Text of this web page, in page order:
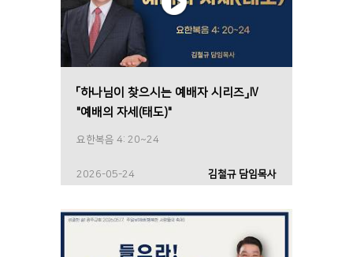
「하나님이 찾으시는 예배자 시리즈」Ⅳ
"예배의 자세(태도)"
요한복음 4: 20~24
2026-05-24 김철규 담임목사